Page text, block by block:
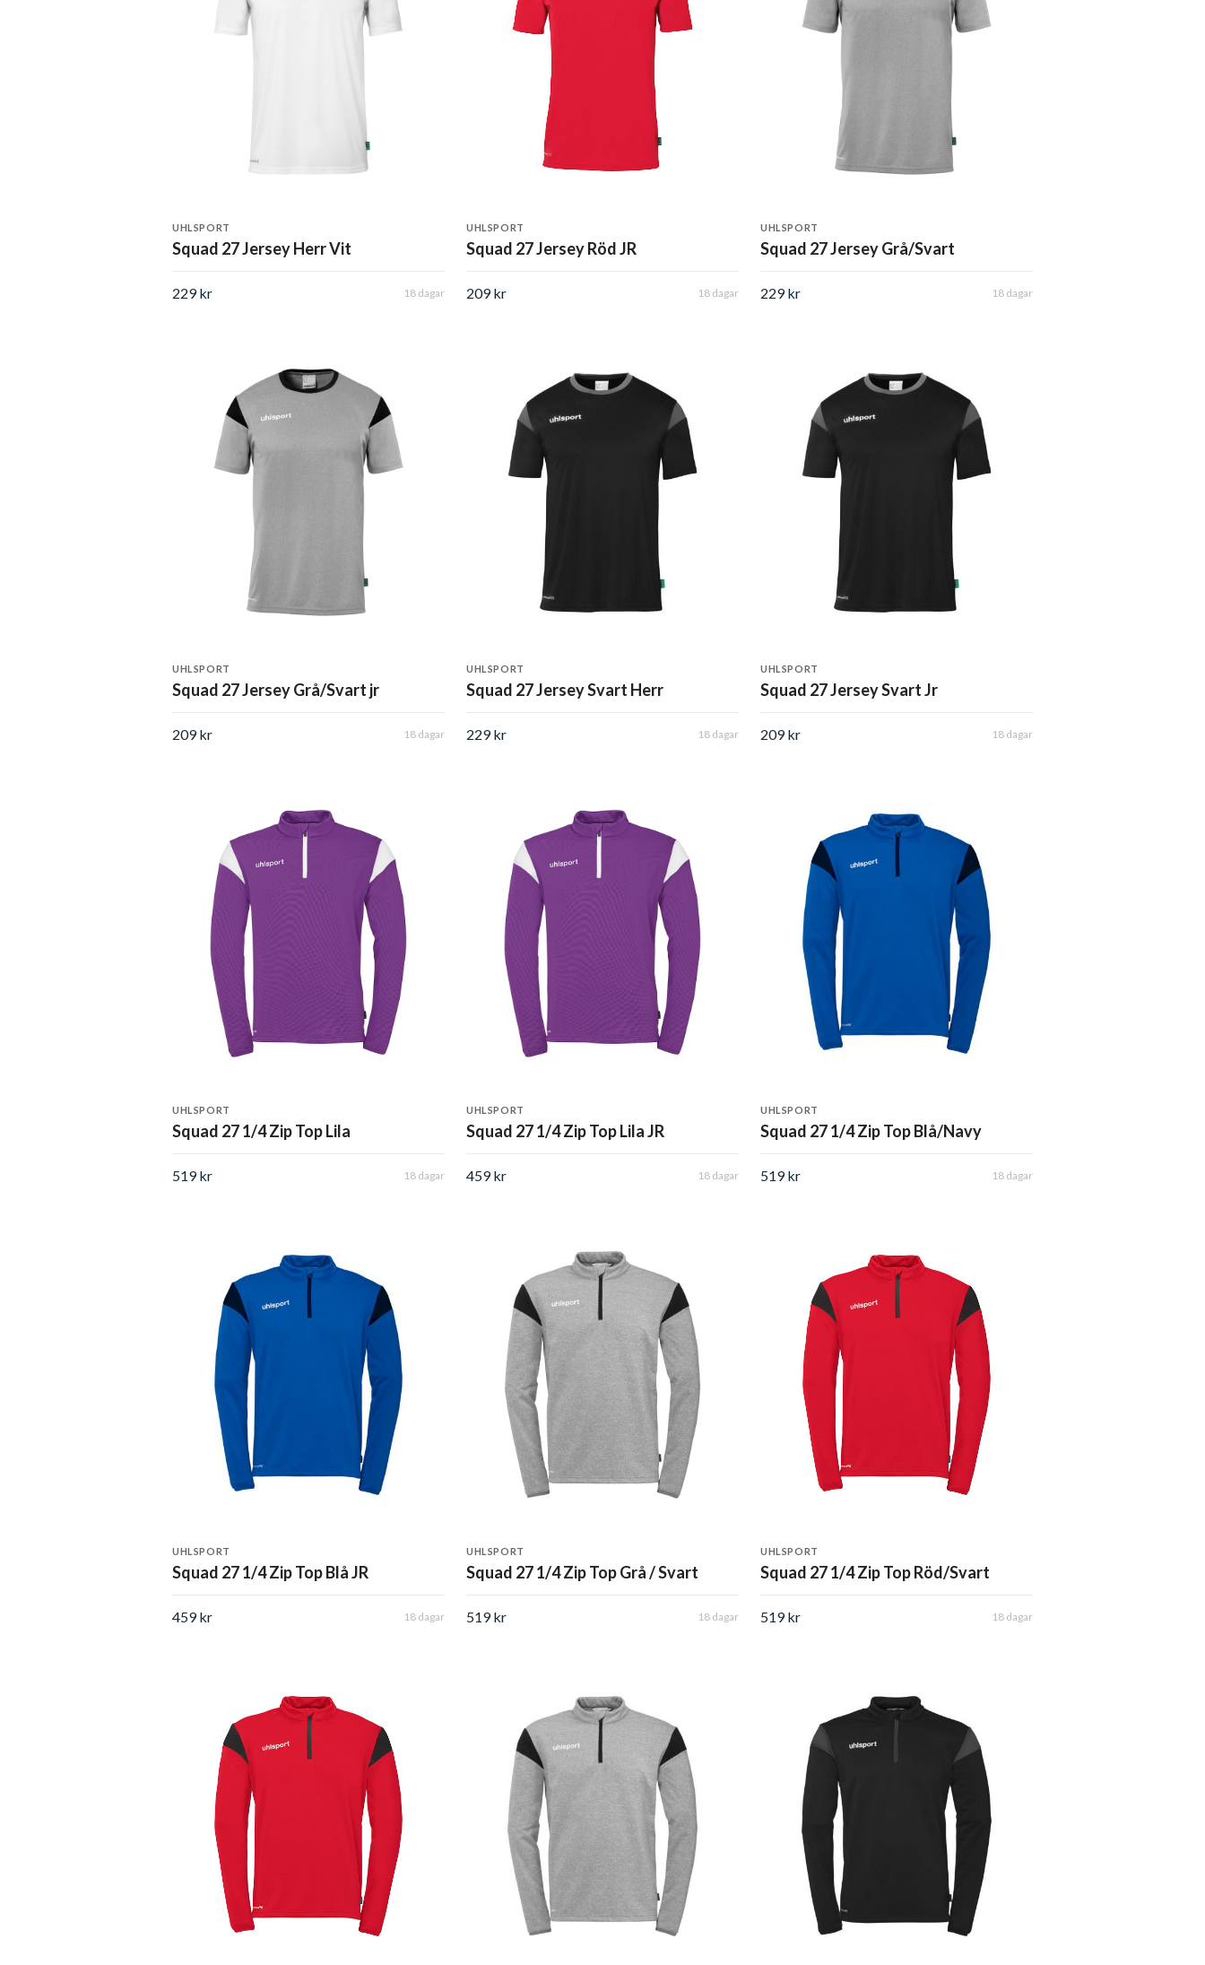
UHLSPORT
Squad 27 Jersey Herr Vit
229 kr 18 dagar
UHLSPORT
Squad 27 Jersey Röd JR
209 kr 18 dagar
UHLSPORT
Squad 27 Jersey Grå/Svart
229 kr 18 dagar
UHLSPORT
Squad 27 Jersey Grå/Svart jr
209 kr 18 dagar
UHLSPORT
Squad 27 Jersey Svart Herr
229 kr 18 dagar
UHLSPORT
Squad 27 Jersey Svart Jr
209 kr 18 dagar
UHLSPORT
Squad 27 1/4 Zip Top Lila
519 kr 18 dagar
UHLSPORT
Squad 27 1/4 Zip Top Lila JR
459 kr 18 dagar
UHLSPORT
Squad 27 1/4 Zip Top Blå/Navy
519 kr 18 dagar
UHLSPORT
Squad 27 1/4 Zip Top Blå JR
459 kr 18 dagar
UHLSPORT
Squad 27 1/4 Zip Top Grå / Svart
519 kr 18 dagar
UHLSPORT
Squad 27 1/4 Zip Top Röd/Svart
519 kr 18 dagar